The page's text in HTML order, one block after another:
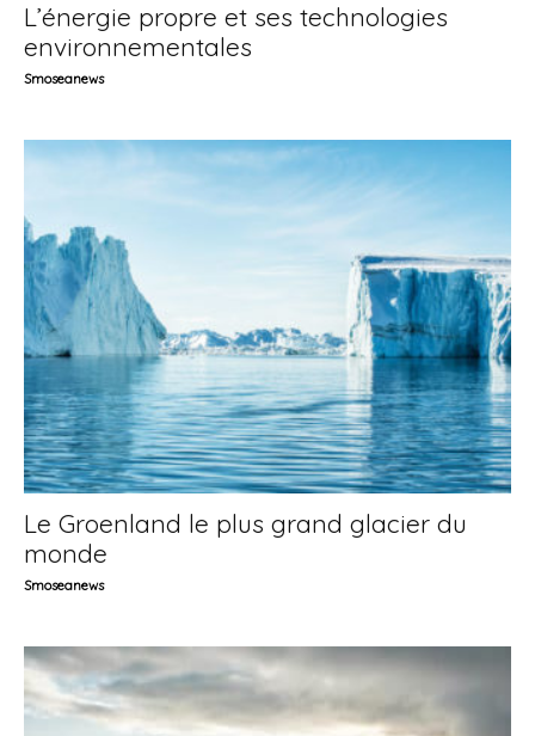
L’énergie propre et ses technologies
environnementales
Smoseanews
Le Groenland le plus grand glacier du
monde
Smoseanews